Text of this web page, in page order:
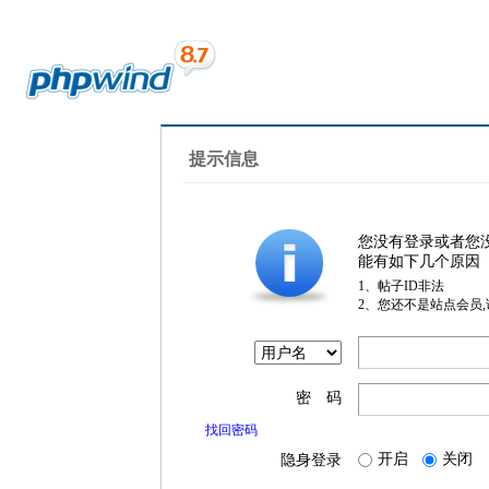
提示信息
您没有登录或者您
能有如下几个原因
1、帖子ID非法
2、您还不是站点会员
密 码
找回密码
隐身登录 开启 关闭